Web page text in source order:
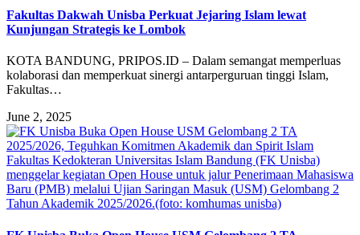
Fakultas Dakwah Unisba Perkuat Jejaring Islam lewat
Kunjungan Strategis ke Lombok
KOTA BANDUNG, PRIPOS.ID – Dalam semangat memperluas
kolaborasi dan memperkuat sinergi antarperguruan tinggi Islam,
Fakultas…
June 2, 2025
Fakultas Kedokteran Universitas Islam Bandung (FK Unisba)
menggelar kegiatan Open House untuk jalur Penerimaan Mahasiswa
Baru (PMB) melalui Ujian Saringan Masuk (USM) Gelombang 2
Tahun Akademik 2025/2026.(foto: komhumas unisba)